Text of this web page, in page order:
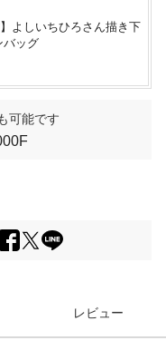
よしいちひろさん描き下
バッグ
可能です
レビュー